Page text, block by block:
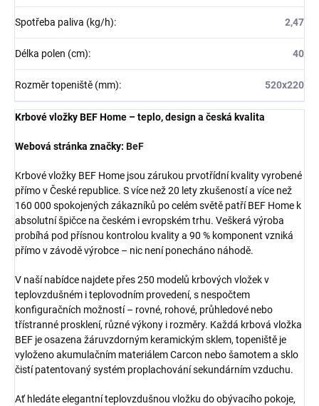
Spotřeba paliva (kg/h): 2,47
Délka polen (cm): 40
Rozměr topeniště (mm): 520x220
Krbové vložky BEF Home – teplo, design a česká kvalita
Webová stránka značky: BeF
Krbové vložky BEF Home jsou zárukou prvotřídní kvality vyrobené
přímo v České republice. S více než 20 lety zkušeností a více než
160 000 spokojených zákazníků po celém světě patří BEF Home k
absolutní špičce na českém i evropském trhu. Veškerá výroba
probíhá pod přísnou kontrolou kvality a 90 % komponent vzniká
přímo v závodě výrobce – nic není ponecháno náhodě.
V naší nabídce najdete přes 250 modelů krbových vložek v
teplovzdušném i teplovodním provedení, s nespočtem
konfiguračních možností – rovné, rohové, průhledové nebo
třístranné prosklení, různé výkony i rozměry. Každá krbová vložka
BEF je osazena žáruvzdorným keramickým sklem, topeniště je
vyloženo akumulačním materiálem Carcon nebo šamotem a sklo
čistí patentovaný systém proplachování sekundárním vzduchu.
Ať hledáte elegantní teplovzdušnou vložku do obývacího pokoje,